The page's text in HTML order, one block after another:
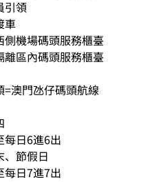
引領
車
機場碼頭服務櫃臺
區內碼頭服務櫃臺
=澳門氹仔碼頭航線
每日6進6出
、節假日
每日7進7出